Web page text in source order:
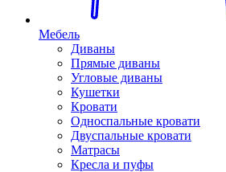
Мебель
Диваны
Прямые диваны
Угловые диваны
Кушетки
Кровати
Односпальные кровати
Двуспальные кровати
Матрасы
Кресла и пуфы